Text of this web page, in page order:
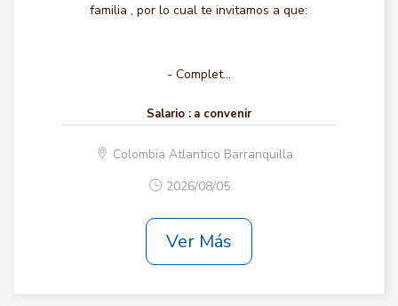
familia , por lo cual te invitamos a que:
- Complet...
Salario : a convenir
Colombia Atlantico Barranquilla
2026/08/05
Ver Más